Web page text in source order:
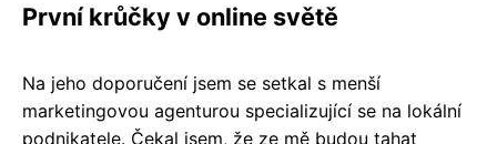
První krůčky v online světě
Na jeho doporučení jsem se setkal s menší
marketingovou agenturou specializující se na lokální
podnikatele. Čekal jsem, že ze mě budou tahat